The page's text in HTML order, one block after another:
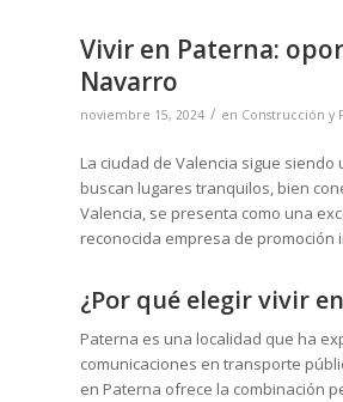
Vivir en Paterna:
Navarro
noviembre 15, 2024 / en Construcción y
La ciudad de Valencia sigue
buscan lugares tranquilos, bien
Valencia, se presenta como una
reconocida empresa de promoción
¿Por qué elegir vivir
Paterna es una localidad que ha
comunicaciones en transporte
en Paterna ofrece la combinación